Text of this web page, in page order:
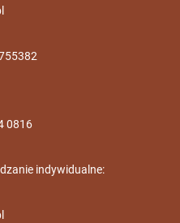
0816
indywidualne: